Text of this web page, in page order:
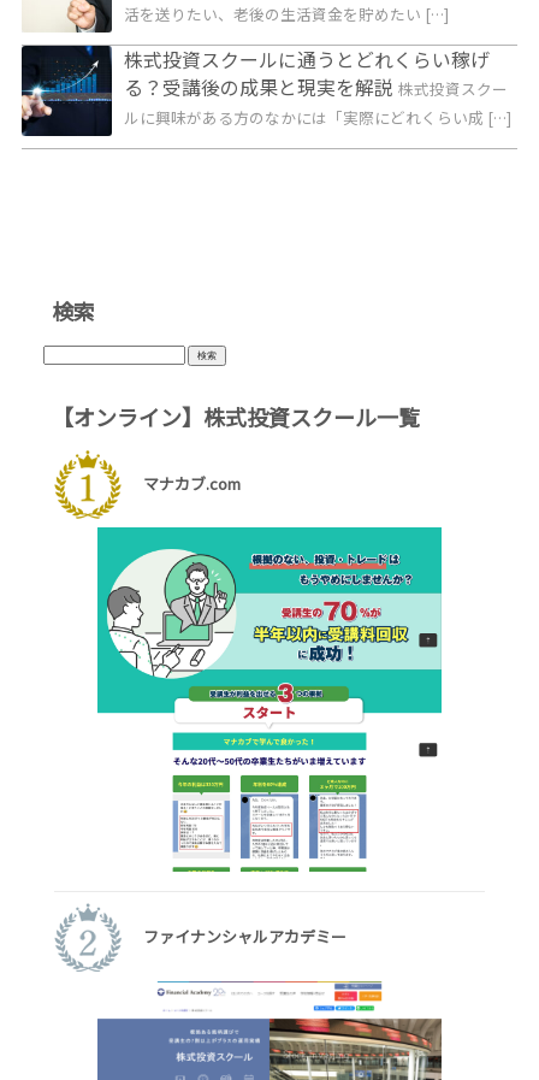
活を送りたい、老後の生活資金を貯めたい […]
株式投資スクールに通うとどれくらい稼げ
る？受講後の成果と現実を解説 株式投資スクー
ルに興味がある方のなかには「実際にどれくらい成 […]
検索
検
索:
【オンライン】株式投資スクール一覧
マナカブ.com
ファイナンシャルアカデミー